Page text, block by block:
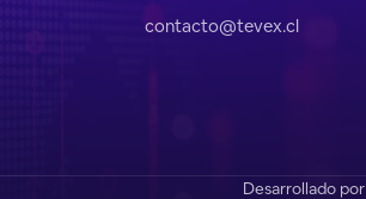
contacto@tevex.cl
Desarrollado por